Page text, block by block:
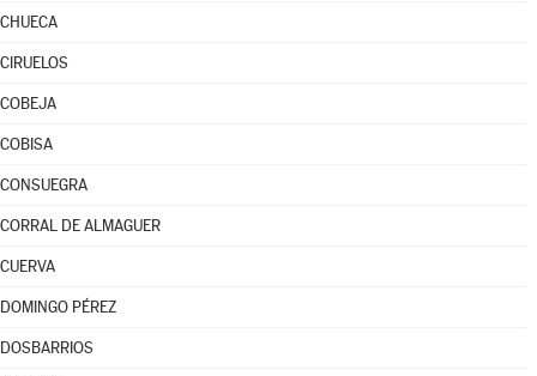
CHUECA
CIRUELOS
COBEJA
COBISA
CONSUEGRA
CORRAL DE ALMAGUER
CUERVA
DOMINGO PÉREZ
DOSBARRIOS